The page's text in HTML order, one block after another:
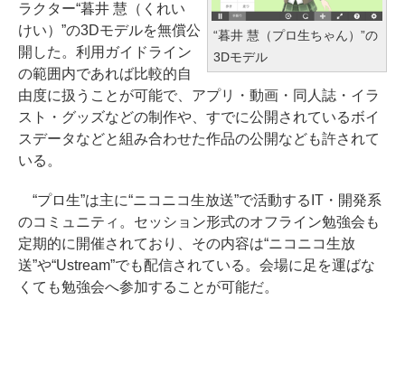
“暮井 慧（プロ生ちゃん）”の
3Dモデル
ラクター“暮井 慧（くれい
けい）”の3Dモデルを無償公
開した。利用ガイドライン
の範囲内であれば比較的自
由度に扱うことが可能で、アプリ・動画・同人誌・イラ
スト・グッズなどの制作や、すでに公開されているボイ
スデータなどと組み合わせた作品の公開なども許されて
いる。
“プロ生”は主に“ニコニコ生放送”で活動するIT・開発系
のコミュニティ。セッション形式のオフライン勉強会も
定期的に開催されており、その内容は“ニコニコ生放
送”や“Ustream”でも配信されている。会場に足を運ばな
くても勉強会へ参加することが可能だ。